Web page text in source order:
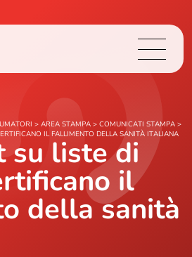
> AREA STAMPA > COMUNICATI STAMPA >
IL FALLIMENTO DELLA SANITÀ ITALIANA
su liste di
il
della sanità